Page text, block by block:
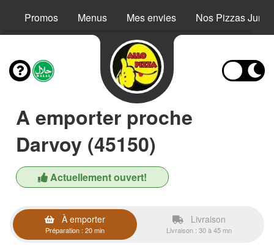
Promos Menus Mes envies Nos Pizzas Junior
A emporter proche
Darvoy (45150)
Actuellement ouvert!
À emporter
Préparation : 20 min
Livraison
Livraison : 30 à 45 mn